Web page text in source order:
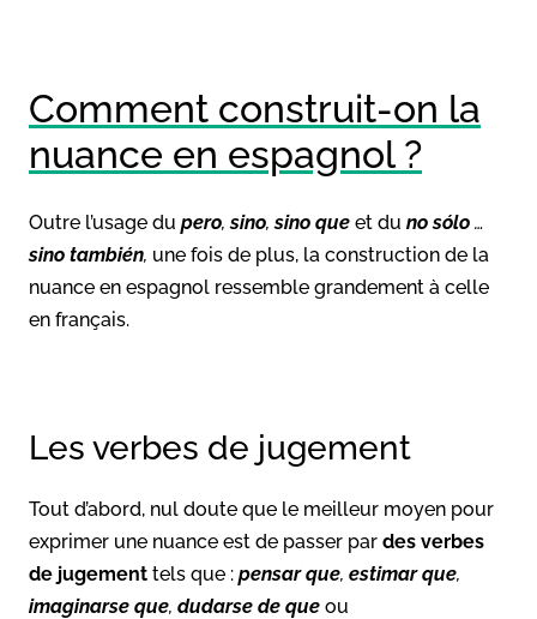
Comment construit-on la
nuance en espagnol ?
Outre l’usage du pero,sino,sino que et du no sólo …
sino también, une fois de plus, la construction de la
nuance en espagnol ressemble grandement à celle
en français.
Les verbes de jugement
Tout d’abord, nul doute que le meilleur moyen pour
exprimer une nuance est de passer par des verbes
de jugement tels que : pensar que, estimar que,
imaginarse que, dudarse de que ou